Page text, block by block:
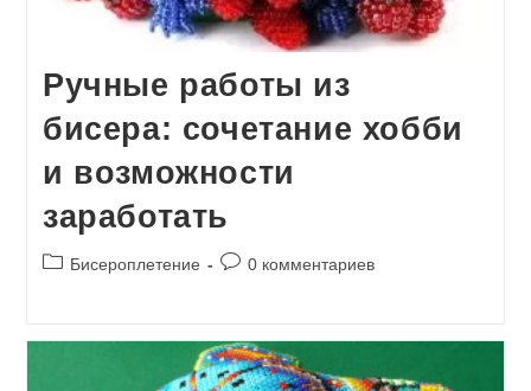
Ручные работы из
бисера: сочетание хобби
и возможности
заработать
Рубрика
Бисероплетение
Комментарии
0 комментариев